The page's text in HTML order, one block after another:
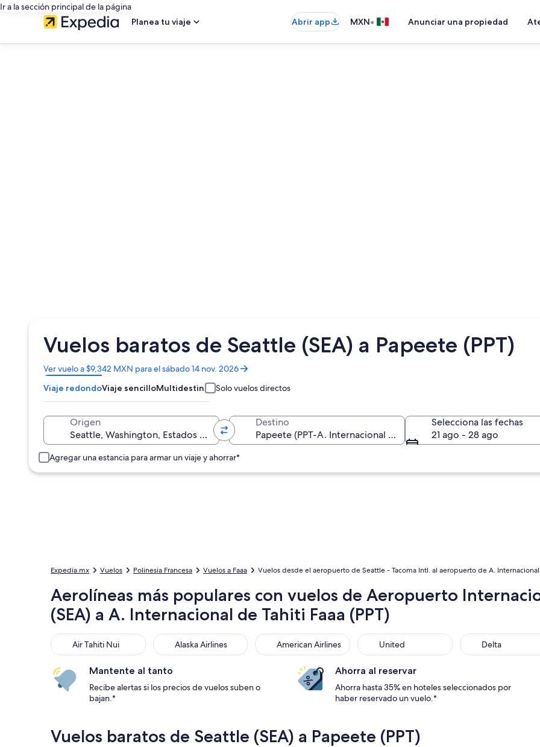
Ir a la sección principal de la página
Planea tu viaje
Abrir app MXN• Anunciar una propiedad
Vuelos baratos de Seattle (SEA) a Papeete (PPT)
Ver vuelo a $9,342 MXN para el sábado 14 nov. 2026
Se
abrirá
en
una
ventana
Viaje redondoViaje sencilloMultidestino Solo vuelos directos
Origen Destino
Selecciona las fechas
21 ago - 28 ago
Agregar una estancia para armar un viaje y ahorrar*
Expedia.mx Vuelos Polinesia Francesa Vuelos a Faaa Vuelos desde el aeropuerto de Seattle - Tacoma Intl. al aeropuerto de A. Internacional
Aerolíneas más populares con vuelos de Aeropuerto
(SEA) a A. Internacional de Tahiti Faaa (PPT)
Air Tahiti Nui
Air Tahiti Nui Alaska Airlines
Alaska Airlines American Airlines
American Airlines United
United Delta
Delta
Mantente al tanto
Recibe alertas si los precios de vuelos suben o
bajan.*
Ahorra al reservar
Ahorra hasta 35% en hoteles seleccionados por
haber reservado un vuelo.*
Vuelos baratos de Seattle (SEA) a Papeete (PPT)